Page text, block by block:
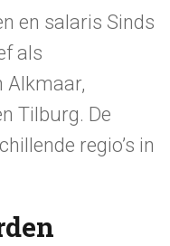
en salaris Sinds
als
Alkmaar,
Tilburg. De
regio’s in